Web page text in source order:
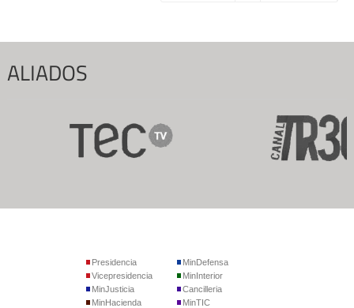
ALIADOS
Presidencia
Vicepresidencia
MinJusticia
MinDefensa
MinInterior
Cancilleria
MinHacienda
MinTIC